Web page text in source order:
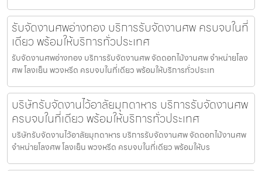
รับจัดงานศพอ่างทอง บริการรับจัดงานศพ ครบจบในที่
เดียว พร้อมให้บริการทั่วประเทศ
รับจัดงานศพอ่างทอง บริการรับจัดงานศพ จัดดอกไม้งานศพ จำหน่ายโลง
ศพ โลงเย็น พวงหรีด ครบจบในที่เดียว พร้อมให้บริการทั่วประเท
บริษัทรับจัดงานไว้อาลัยมุกดาหาร บริการรับจัดงานศพ
ครบจบในที่เดียว พร้อมให้บริการทั่วประเทศ
บริษัทรับจัดงานไว้อาลัยมุกดาหาร บริการรับจัดงานศพ จัดดอกไม้งานศพ
จำหน่ายโลงศพ โลงเย็น พวงหรีด ครบจบในที่เดียว พร้อมให้บร